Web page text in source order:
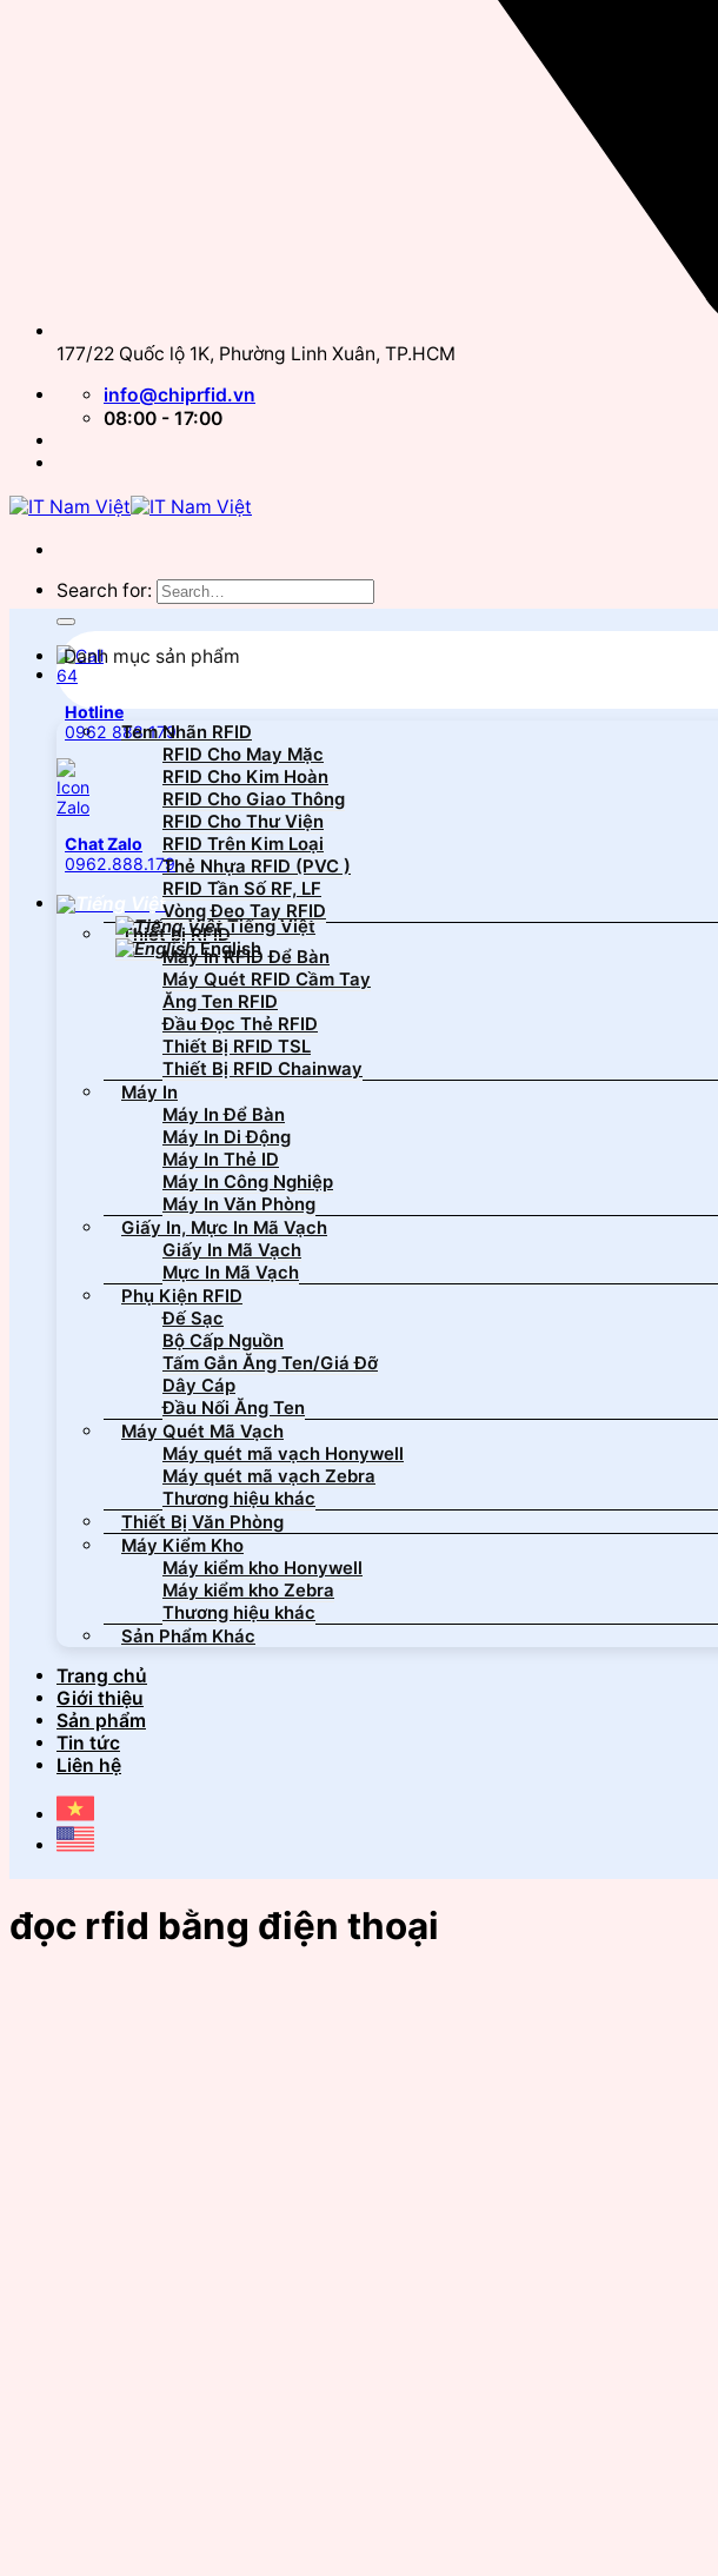
177/22 Quốc lộ 1K, Phường Linh Xuân, TP.HCM
info@chiprfid.vn
08:00 - 17:00
Search for:
Hotline
0962 888 179
Chat Zalo
0962.888.179
Tiếng Việt
English
Danh mục sản phẩm
Tem Nhãn RFID
RFID Cho May Mặc
RFID Cho Kim Hoàn
RFID Cho Giao Thông
RFID Cho Thư Viện
RFID Trên Kim Loại
Thẻ Nhựa RFID (PVC )
RFID Tần Số RF, LF
Vòng Đeo Tay RFID
Thiết bị RFID
Máy In RFID Để Bàn
Máy Quét RFID Cầm Tay
Ăng Ten RFID
Đầu Đọc Thẻ RFID
Thiết Bị RFID TSL
Thiết Bị RFID Chainway
Máy In
Máy In Để Bàn
Máy In Di Động
Máy In Thẻ ID
Máy In Công Nghiệp
Máy In Văn Phòng
Giấy In, Mực In Mã Vạch
Giấy In Mã Vạch
Mực In Mã Vạch
Phụ Kiện RFID
Đế Sạc
Bộ Cấp Nguồn
Tấm Gắn Ăng Ten/Giá Đỡ
Dây Cáp
Đầu Nối Ăng Ten
Máy Quét Mã Vạch
Máy quét mã vạch Honywell
Máy quét mã vạch Zebra
Thương hiệu khác
Thiết Bị Văn Phòng
Máy Kiểm Kho
Máy kiểm kho Honywell
Máy kiểm kho Zebra
Thương hiệu khác
Sản Phẩm Khác
Trang chủ
Giới thiệu
Sản phẩm
Tin tức
Liên hệ
đọc rfid bằng điện thoại